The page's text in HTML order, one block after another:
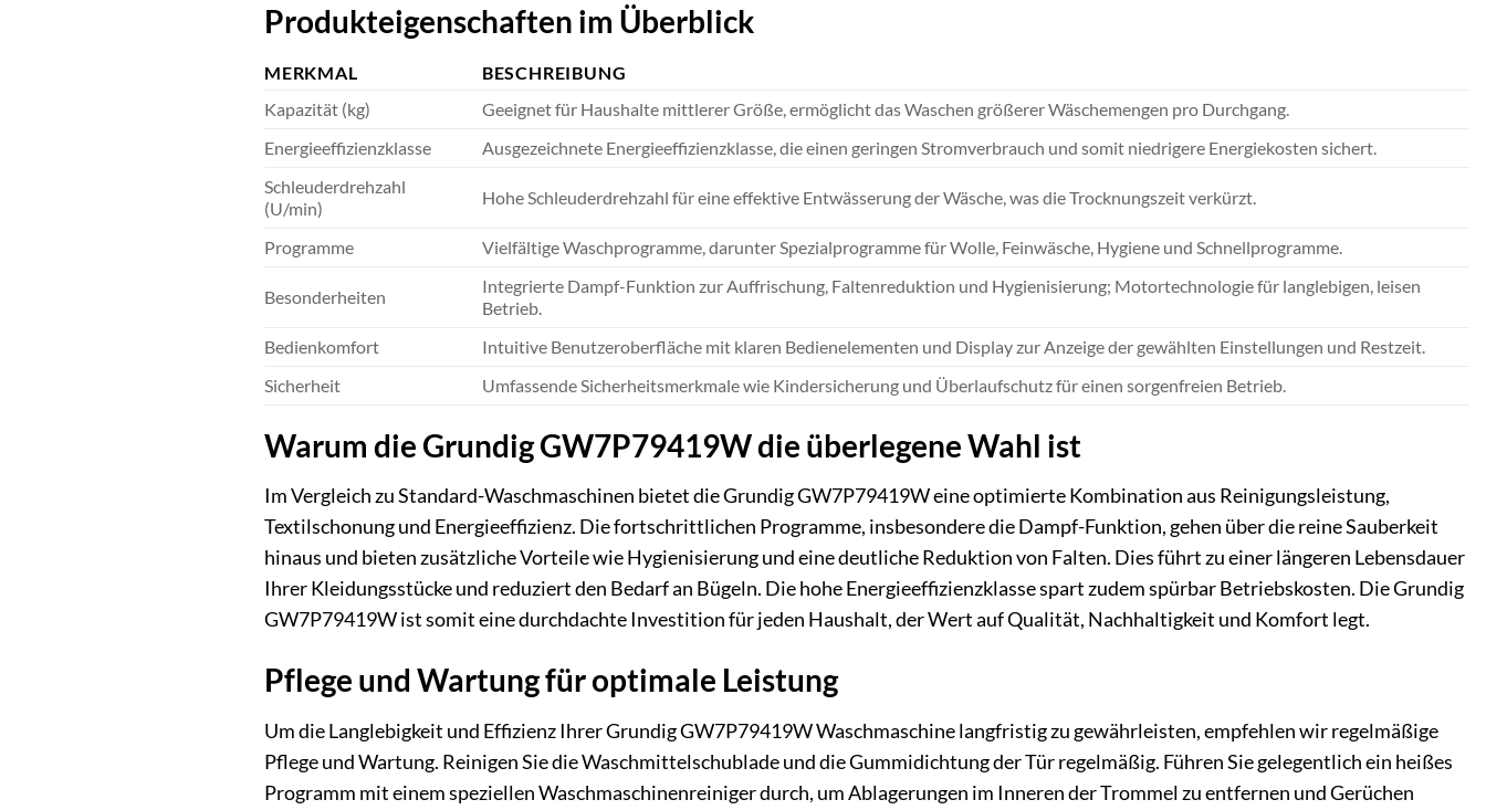
Produkteigenschaften im Überblick
MERKMAL
BESCHREIBUNG
Kapazität (kg)
Geeignet für Haushalte mittlerer Größe, ermöglicht das Waschen größerer Wäschemengen pro Durchgang.
Energieeffizienzklasse
Ausgezeichnete Energieeffizienzklasse, die einen geringen Stromverbrauch und somit niedrigere Energiekosten sichert.
Schleuderdrehzahl
(U/min)
Hohe Schleuderdrehzahl für eine effektive Entwässerung der Wäsche, was die Trocknungszeit verkürzt.
Programme Vielfältige Waschprogramme, darunter Spezialprogramme für Wolle, Feinwäsche, Hygiene und Schnellprogramme.
Besonderheiten
Integrierte Dampf-Funktion zur Auffrischung, Faltenreduktion und Hygienisierung; Motortechnologie für langlebigen, leisen
Betrieb.
Bedienkomfort
Intuitive Benutzeroberfläche mit klaren Bedienelementen und Display zur Anzeige der gewählten Einstellungen und Restzeit.
Sicherheit
Umfassende Sicherheitsmerkmale wie Kindersicherung und Überlaufschutz für einen sorgenfreien Betrieb.
Warum die Grundig GW7P79419W die überlegene Wahl ist
Im Vergleich zu Standard-Waschmaschinen bietet die Grundig GW7P79419W eine optimierte Kombination aus Reinigungsleistung,
Textilschonung und Energieeffizienz. Die fortschrittlichen Programme, insbesondere die Dampf-Funktion, gehen über die reine Sauberkeit
hinaus und bieten zusätzliche Vorteile wie Hygienisierung und eine deutliche Reduktion von Falten. Dies führt zu einer längeren Lebensdauer
Ihrer Kleidungsstücke und reduziert den Bedarf an Bügeln. Die hohe Energieeffizienzklasse spart zudem spürbar Betriebskosten. Die Grundig
GW7P79419W ist somit eine durchdachte Investition für jeden Haushalt, der Wert auf Qualität, Nachhaltigkeit und Komfort legt.
Pflege und Wartung für optimale Leistung
Um die Langlebigkeit und Effizienz Ihrer Grundig GW7P79419W Waschmaschine langfristig zu gewährleisten, empfehlen wir regelmäßige
Pflege und Wartung. Reinigen Sie die Waschmittelschublade und die Gummidichtung der Tür regelmäßig. Führen Sie gelegentlich ein heißes
Programm mit einem speziellen Waschmaschinenreiniger durch, um Ablagerungen im Inneren der Trommel zu entfernen und Gerüchen